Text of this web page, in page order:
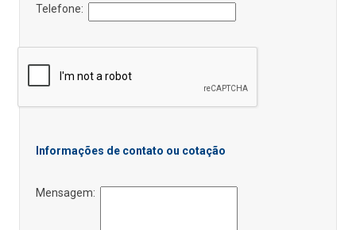
Telefone:
Informações de contato ou cotação
Mensagem: